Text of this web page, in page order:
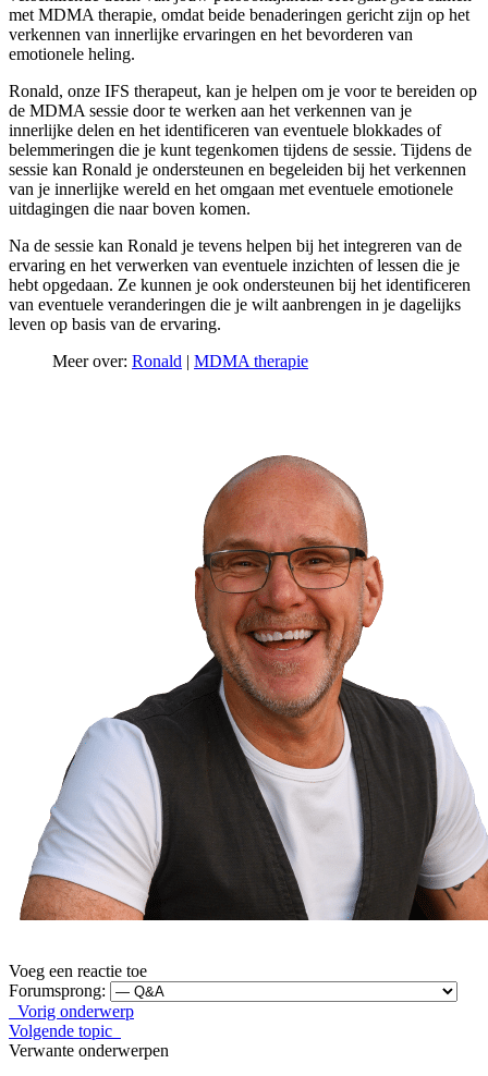
met MDMA therapie, omdat beide benaderingen gericht zijn op het
verkennen van innerlijke ervaringen en het bevorderen van
emotionele heling.
Ronald, onze IFS therapeut, kan je helpen om je voor te bereiden op
de MDMA sessie door te werken aan het verkennen van je
innerlijke delen en het identificeren van eventuele blokkades of
belemmeringen die je kunt tegenkomen tijdens de sessie. Tijdens de
sessie kan Ronald je ondersteunen en begeleiden bij het verkennen
van je innerlijke wereld en het omgaan met eventuele emotionele
uitdagingen die naar boven komen.
Na de sessie kan Ronald je tevens helpen bij het integreren van de
ervaring en het verwerken van eventuele inzichten of lessen die je
hebt opgedaan. Ze kunnen je ook ondersteunen bij het identificeren
van eventuele veranderingen die je wilt aanbrengen in je dagelijks
leven op basis van de ervaring.
Meer over: Ronald | MDMA therapie
Voeg een reactie toe
Forumsprong:
Vorig onderwerp
Volgende topic
Verwante onderwerpen